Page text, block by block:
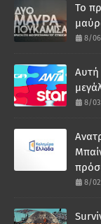
Το
8/
Αυτή
8/
8/